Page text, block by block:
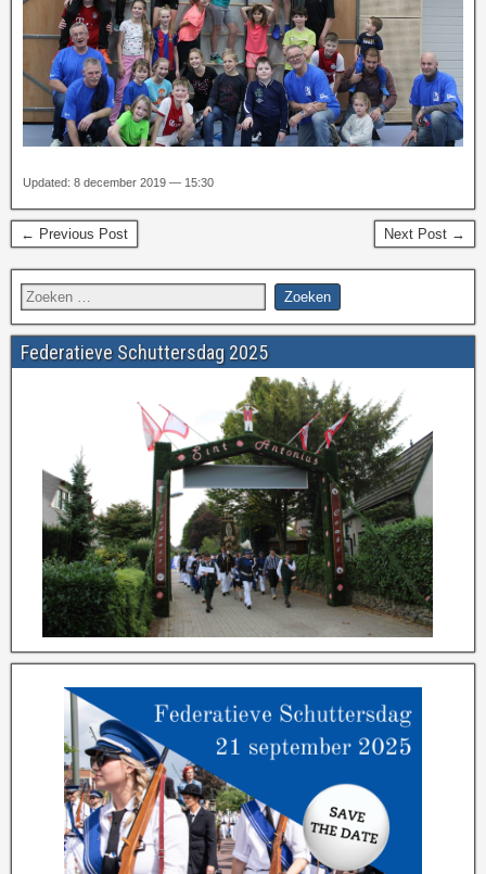
Updated: 8 december 2019 — 15:30
← Previous Post Next Post →
Federatieve Schuttersdag 2025